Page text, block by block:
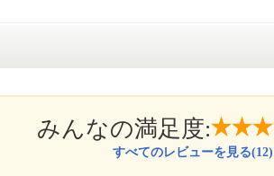
みんなの満足度:
すべてのレビューを見る(12)